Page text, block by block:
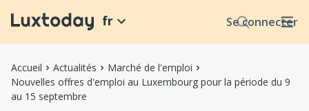
Se connecter
fr
Accueil Actualités
Marché de l'emploi
Nouvelles offres d'emploi au Luxembourg pour la période du 9
au 15 septembre